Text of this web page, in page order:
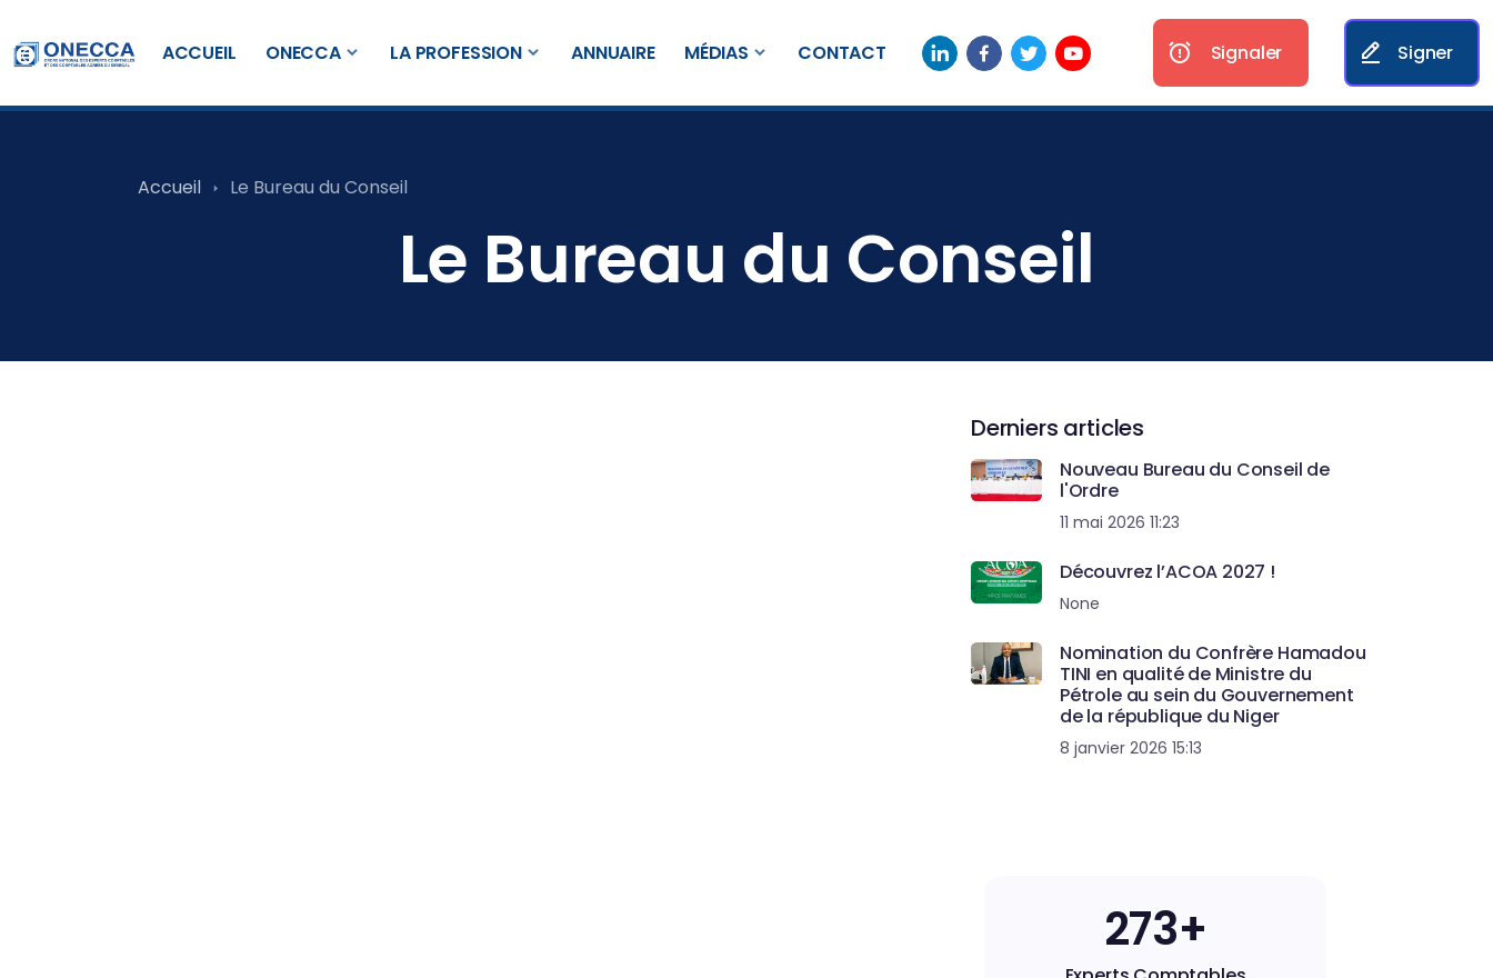
Signaler Signer
ACCUEIL ONECCA LA PROFESSION ANNUAIRE MÉDIAS CONTACT
Accueil Le Bureau du Conseil
Le Bureau du Conseil
Derniers articles
Nouveau Bureau du Conseil de
l'Ordre
11 mai 2026 11:23
Découvrez l’ACOA 2027 !
None
Nomination du Confrère Hamadou
TINI en qualité de Ministre du
Pétrole au sein du Gouvernement
de la république du Niger
8 janvier 2026 15:13
273+